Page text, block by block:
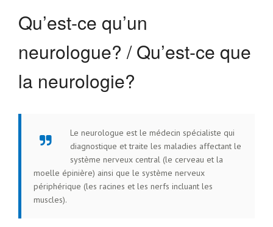
Qu’est-ce qu’un
neurologue? / Qu’est-ce que
la neurologie?
Le neurologue est le médecin spécialiste qui
diagnostique et traite les maladies affectant le
système nerveux central (le cerveau et la
moelle épinière) ainsi que le système nerveux
périphérique (les racines et les nerfs incluant les
muscles).